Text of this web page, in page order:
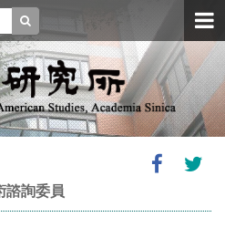
諮詢委員